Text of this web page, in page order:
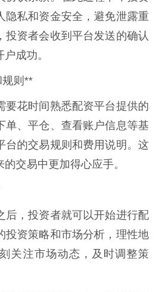
隐私和资金安全，避免泄露重
投资者会收到平台发送的确认
成功。
则**
要花时间熟悉配资平台提供的
单、平仓、查看账户信息等基
台的交易规则和费用说明。这
交易中更加得心应手。
后，投资者就可以开始进行配
投资策略和市场分析，理性地
关注市场动态，及时调整策